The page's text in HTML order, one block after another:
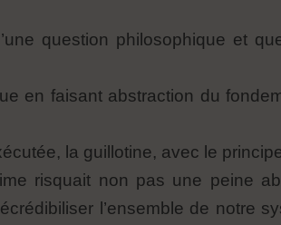
question philosophique et
en faisant abstraction du
la guillotine, avec le
risquait non pas une peine
l’ensemble de notre